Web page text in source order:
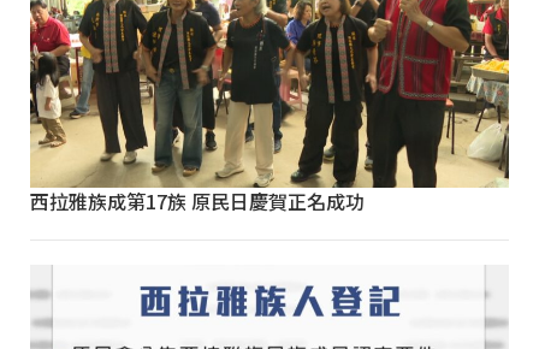
西拉雅族成第17族 原民日慶賀正名成功